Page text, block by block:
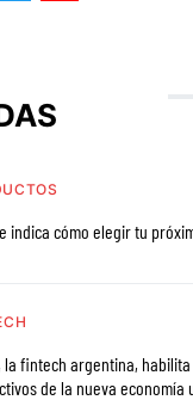
indica cómo elegir tu
argentina, habilita el acceso a activos
de la nueva economía